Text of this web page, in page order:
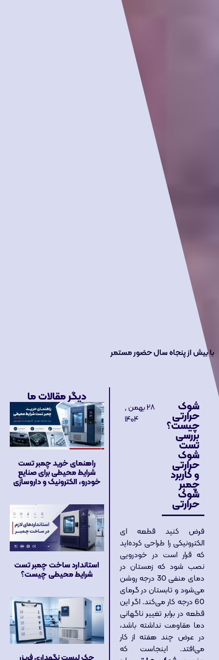
با بیش از پنجاه سال حضور مستمر
شوک
حرارتی
چیست؟
بررسی
تست
شوک
حرارتی
و کاربرد
چمبر
شوک
حرارتی
۲۸ بهمن ,
۱۴۰۴
فرض کنید قطعه ای
الکترونیکی را طراحی کرده‌اید
که قرار است در خودرویی
نصب شود که زمستان در
دمای منفی 30 درجه روشن
می‌شود و تابستان در گرمای
60 درجه کار می‌کند. اگر این
قطعه در برابر تغییر ناگهانی
دما مقاومت نداشته باشد،
در عرض چند هفته از کار
می‌افتد. اینجاست که
دیگر مقالات ما
راهنمای خرید چمبر تست
شرایط محیطی برای صنایع
خودرو، الکترونیک و داروسازی
استاندارد ساخت چمبر تست
شرایط محیطی چیست؟